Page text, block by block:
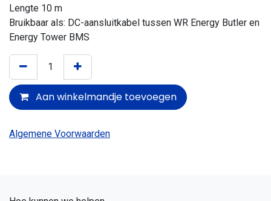
Lengte 10 m
Bruikbaar als: DC-aansluitkabel tussen WR Energy Butler en
Energy Tower BMS
Aan winkelmandje toevoegen
Algemene Voorwaarden